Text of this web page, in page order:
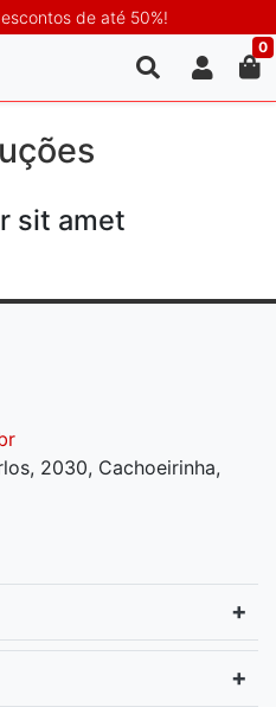
de até 50%!
0
sit amet
2030, Cachoeirinha,